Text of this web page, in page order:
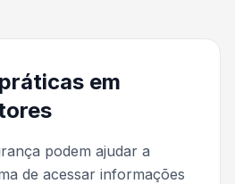
em
podem ajudar a
de acessar informações